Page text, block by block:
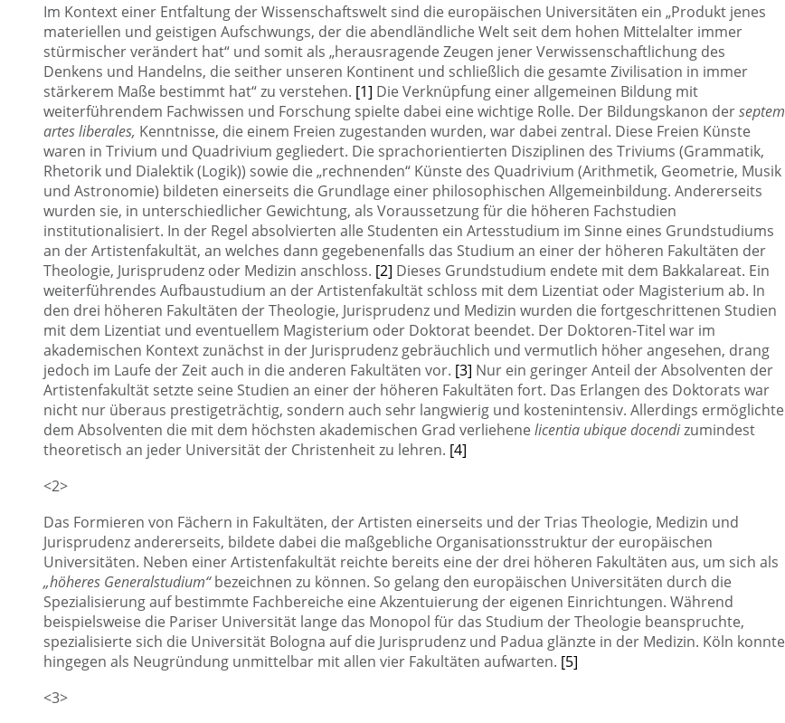
Im Kontext einer Entfaltung der Wissenschaftswelt sind die europäischen Universitäten ein „Produkt jenes
materiellen und geistigen Aufschwungs, der die abendländliche Welt seit dem hohen Mittelalter immer
stürmischer verändert hat“ und somit als „herausragende Zeugen jener Verwissenschaftlichung des
Denkens und Handelns, die seither unseren Kontinent und schließlich die gesamte Zivilisation in immer
stärkerem Maße bestimmt hat“ zu verstehen. [1] Die Verknüpfung einer allgemeinen Bildung mit
weiterführendem Fachwissen und Forschung spielte dabei eine wichtige Rolle. Der Bildungskanon derseptem
artes liberales, Kenntnisse, die einem Freien zugestanden wurden, war dabei zentral. Diese Freien Künste
waren in Trivium und Quadrivium gegliedert. Die sprachorientierten Disziplinen des Triviums (Grammatik,
Rhetorik und Dialektik (Logik)) sowie die „rechnenden“ Künste des Quadrivium (Arithmetik, Geometrie, Musik
und Astronomie) bildeten einerseits die Grundlage einer philosophischen Allgemeinbildung. Andererseits
wurden sie, in unterschiedlicher Gewichtung, als Voraussetzung für die höheren Fachstudien
institutionalisiert. In der Regel absolvierten alle Studenten ein Artesstudium im Sinne eines Grundstudiums
an der Artistenfakultät, an welches dann gegebenenfalls das Studium an einer der höheren Fakultäten der
Theologie, Jurisprudenz oder Medizin anschloss. [2] Dieses Grundstudium endete mit dem Bakkalareat. Ein
weiterführendes Aufbaustudium an der Artistenfakultät schloss mit dem Lizentiat oder Magisterium ab. In
den drei höheren Fakultäten der Theologie, Jurisprudenz und Medizin wurden die fortgeschrittenen Studien
mit dem Lizentiat und eventuellem Magisterium oder Doktorat beendet. Der Doktoren-Titel war im
akademischen Kontext zunächst in der Jurisprudenz gebräuchlich und vermutlich höher angesehen, drang
jedoch im Laufe der Zeit auch in die anderen Fakultäten vor. [3] Nur ein geringer Anteil der Absolventen der
Artistenfakultät setzte seine Studien an einer der höheren Fakultäten fort. Das Erlangen des Doktorats war
nicht nur überaus prestigeträchtig, sondern auch sehr langwierig und kostenintensiv. Allerdings ermöglichte
dem Absolventen die mit dem höchsten akademischen Grad verliehene licentia ubique docendizumindest
theoretisch an jeder Universität der Christenheit zu lehren. [4]
<2>
Das Formieren von Fächern in Fakultäten, der Artisten einerseits und der Trias Theologie, Medizin und
Jurisprudenz andererseits, bildete dabei die maßgebliche Organisationsstruktur der europäischen
Universitäten. Neben einer Artistenfakultät reichte bereits eine der drei höheren Fakultäten aus, um sich als
„höheres Generalstudium“bezeichnen zu können. So gelang den europäischen Universitäten durch die
Spezialisierung auf bestimmte Fachbereiche eine Akzentuierung der eigenen Einrichtungen. Während
beispielsweise die Pariser Universität lange das Monopol für das Studium der Theologie beanspruchte,
spezialisierte sich die Universität Bologna auf die Jurisprudenz und Padua glänzte in der Medizin. Köln konnte
hingegen als Neugründung unmittelbar mit allen vier Fakultäten aufwarten. [5]
<3>